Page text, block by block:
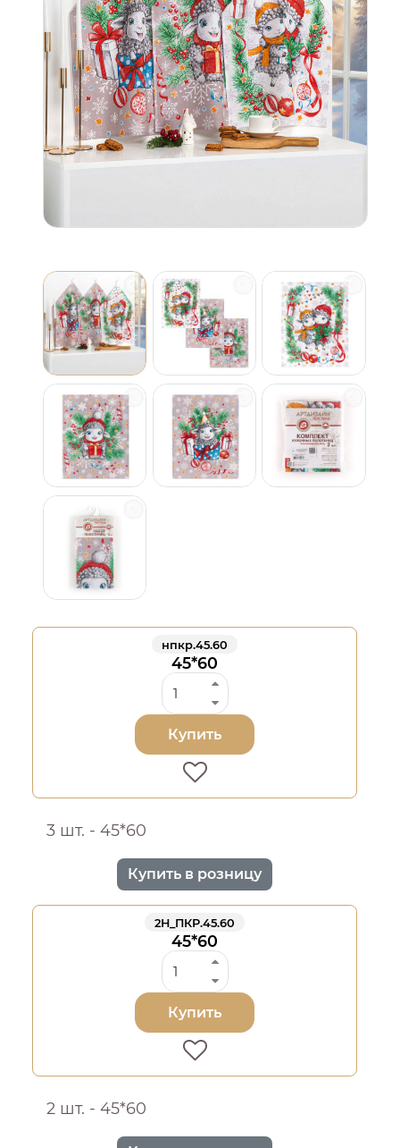
нпкр.45.60
45*60
Купить
3 шт. - 45*60
Купить в розницу
2Н_ПКР.45.60
45*60
Купить
2 шт. - 45*60